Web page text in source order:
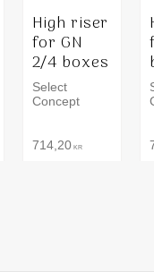
High riser
for GN
2/4 boxes
Select
Concept
714,20KR